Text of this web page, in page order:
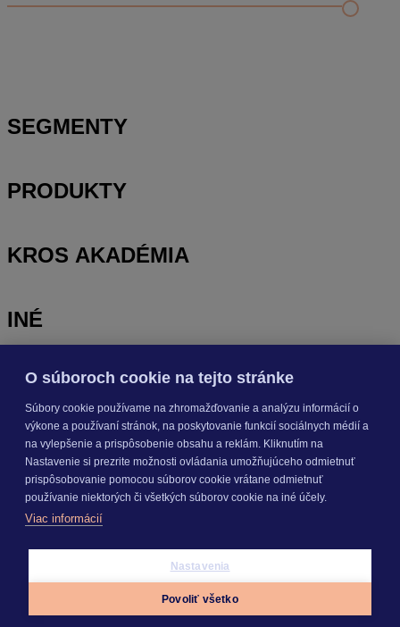
Nastavenie šanónov
SEGMENTY
PRODUKTY
KROS AKADÉMIA
INÉ
OdoberajteNOVINKY
O nás
Copyright © 2026 KROS a. s.
Prihlásiť sa
O súboroch cookie na tejto stránke
Súbory cookie používame na zhromažďovanie a analýzu informácií o
výkone a používaní stránok, na poskytovanie funkcií sociálnych médií a
na vylepšenie a prispôsobenie obsahu a reklám. Kliknutím na
Nastavenie si prezrite možnosti ovládania umožňujúceho odmietnuť
prispôsobovanie pomocou súborov cookie vrátane odmietnuť
používanie niektorých či všetkých súborov cookie na iné účely.
Viac informácií
Nastavenia
Povoliť všetko